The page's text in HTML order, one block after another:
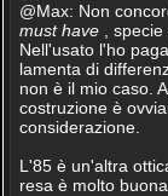
@Max: Non
must have, specie
Nell'usato l'ho
lamenta di
non è il mio caso.
costruzione è
considerazione.
L'85 è un'altra
resa è molto buona.